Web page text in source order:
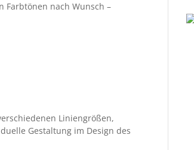
nach Wunsch –
Liniengrößen,
Gestaltung im Design des